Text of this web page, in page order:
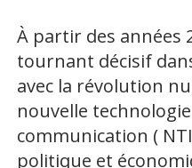
À partir des années
tournant décisif
avec la révolution
nouvelle
communication (
politique et